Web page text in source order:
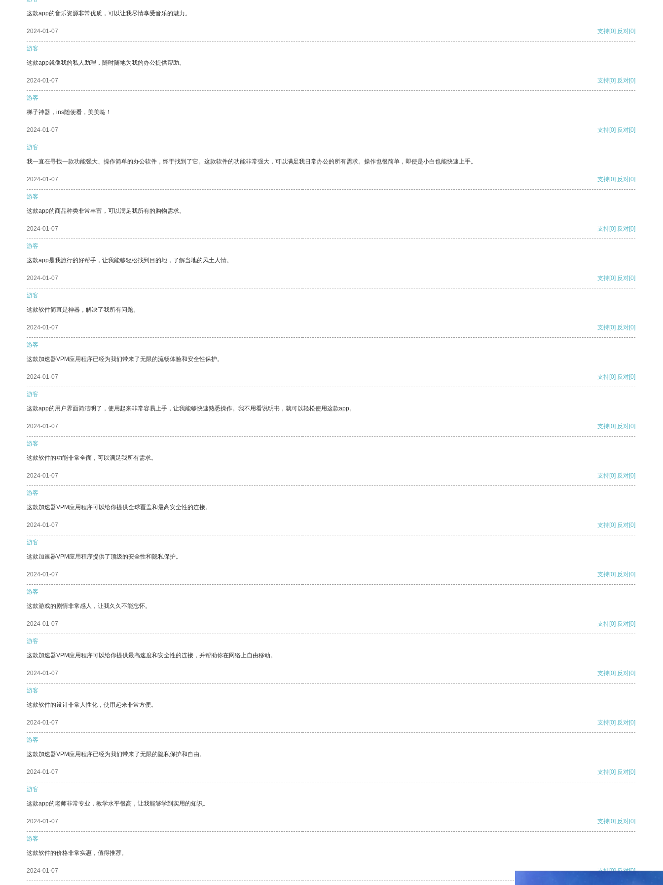
这款app的音乐资源非常优质，可以让我尽情享受音乐的魅力。
2024-01-07 支持[0] 反对[0]
游客
这款app就像我的私人助理，随时随地为我的办公提供帮助。
2024-01-07 支持[0] 反对[0]
游客
梯子神器，ins随便看，美美哒！
2024-01-07 支持[0] 反对[0]
游客
我一直在寻找一款功能强大、操作简单的办公软件，终于找到了它。这款软件的功能非常强大，可以满足我日常办公的所有需求。操作也很简单，即使是小白也能快速上手。
2024-01-07 支持[0] 反对[0]
游客
这款app的商品种类非常丰富，可以满足我所有的购物需求。
2024-01-07 支持[0] 反对[0]
游客
这款app是我旅行的好帮手，让我能够轻松找到目的地，了解当地的风土人情。
2024-01-07 支持[0] 反对[0]
游客
这款软件简直是神器，解决了我所有问题。
2024-01-07 支持[0] 反对[0]
游客
这款加速器VPM应用程序已经为我们带来了无限的流畅体验和安全性保护。
2024-01-07 支持[0] 反对[0]
游客
这款app的用户界面简洁明了，使用起来非常容易上手，让我能够快速熟悉操作。我不用看说明书，就可以轻松使用这款app。
2024-01-07 支持[0] 反对[0]
游客
这款软件的功能非常全面，可以满足我所有需求。
2024-01-07 支持[0] 反对[0]
游客
这款加速器VPM应用程序可以给你提供全球覆盖和最高安全性的连接。
2024-01-07 支持[0] 反对[0]
游客
这款加速器VPM应用程序提供了顶级的安全性和隐私保护。
2024-01-07 支持[0] 反对[0]
游客
这款游戏的剧情非常感人，让我久久不能忘怀。
2024-01-07 支持[0] 反对[0]
游客
这款加速器VPM应用程序可以给你提供最高速度和安全性的连接，并帮助你在网络上自由移动。
2024-01-07 支持[0] 反对[0]
游客
这款软件的设计非常人性化，使用起来非常方便。
2024-01-07 支持[0] 反对[0]
游客
这款加速器VPM应用程序已经为我们带来了无限的隐私保护和自由。
2024-01-07 支持[0] 反对[0]
游客
这款app的老师非常专业，教学水平很高，让我能够学到实用的知识。
2024-01-07 支持[0] 反对[0]
游客
这款软件的价格非常实惠，值得推荐。
2024-01-07 支持[0] 反对[0]